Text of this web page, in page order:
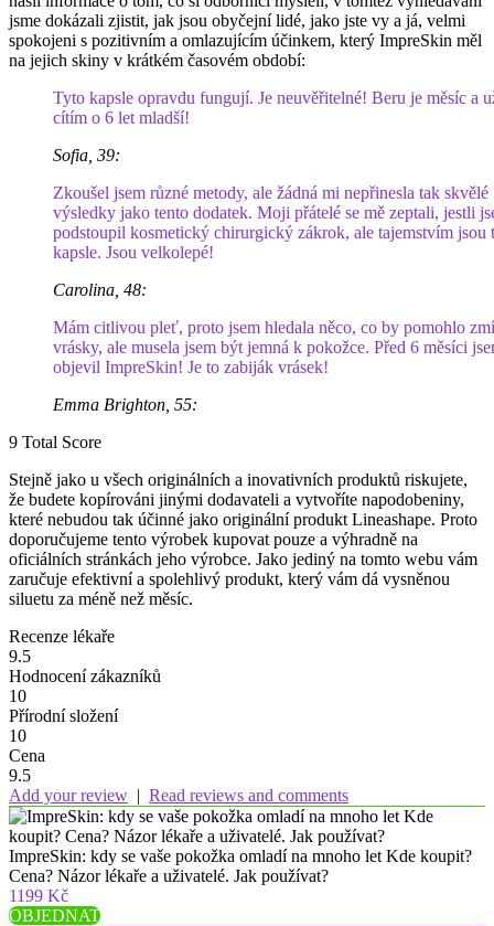
jsme dokázali zjistit, jak jsou obyčejní lidé, jako jste vy a já, velmi
spokojeni s pozitivním a omlazujícím účinkem, který ImpreSkin měl
na jejich skiny v krátkém časovém období:
Tyto kapsle opravdu fungují. Je neuvěřitelné! Beru je měsíc a
cítím o 6 let mladší!
Sofia, 39:
Zkoušel jsem různé metody, ale žádná mi nepřinesla tak skvělé
výsledky jako tento dodatek. Moji přátelé se mě zeptali, jestli
podstoupil kosmetický chirurgický zákrok, ale tajemstvím jsou
kapsle. Jsou velkolepé!
Carolina, 48:
Mám citlivou pleť, proto jsem hledala něco, co by pomohlo
vrásky, ale musela jsem být jemná k pokožce. Před 6 měsíci
objevil ImpreSkin! Je to zabiják vrásek!
Emma Brighton, 55:
9 Total Score
Stejně jako u všech originálních a inovativních produktů riskujete,
že budete kopírováni jinými dodavateli a vytvoříte napodobeniny,
které nebudou tak účinné jako originální produkt Lineashape. Proto
doporučujeme tento výrobek kupovat pouze a výhradně na
oficiálních stránkách jeho výrobce. Jako jediný na tomto webu vám
zaručuje efektivní a spolehlivý produkt, který vám dá vysněnou
siluetu za méně než měsíc.
Recenze lékaře
9.5
Hodnocení zákazníků
10
Přírodní složení
10
Cena
9.5
Add your review | Read reviews and comments
ImpreSkin: kdy se vaše pokožka omladí na mnoho let Kde koupit?
Cena? Názor lékaře a uživatelé. Jak používat?
1199 Kč
OBJEDNAT